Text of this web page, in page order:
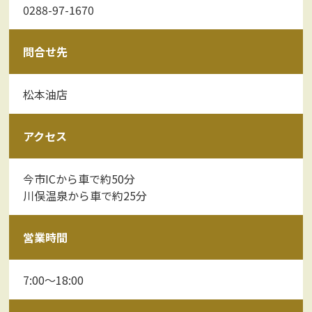
0288-97-1670
問合せ先
松本油店
アクセス
今市ICから車で約50分
川俣温泉から車で約25分
営業時間
7:00～18:00